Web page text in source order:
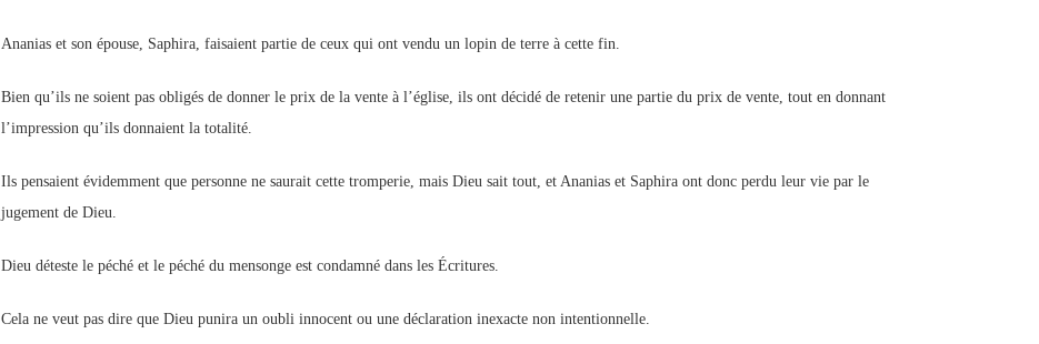
Ananias et son épouse, Saphira, faisaient partie de ceux qui ont vendu un lopin de terre à cette fin.
Bien qu’ils ne soient pas obligés de donner le prix de la vente à l’église, ils ont décidé de retenir une partie du prix de vente, tout en donnant
l’impression qu’ils donnaient la totalité.
Ils pensaient évidemment que personne ne saurait cette tromperie, mais Dieu sait tout, et Ananias et Saphira ont donc perdu leur vie par le
jugement de Dieu.
Dieu déteste le péché et le péché du mensonge est condamné dans les Écritures.
Cela ne veut pas dire que Dieu punira un oubli innocent ou une déclaration inexacte non intentionnelle.